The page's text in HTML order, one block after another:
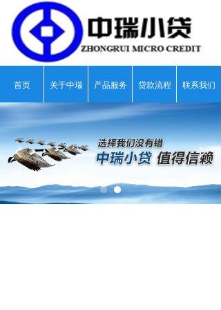
首页 关于中瑞 产品服务 贷款流程 联系我们
넳 넲